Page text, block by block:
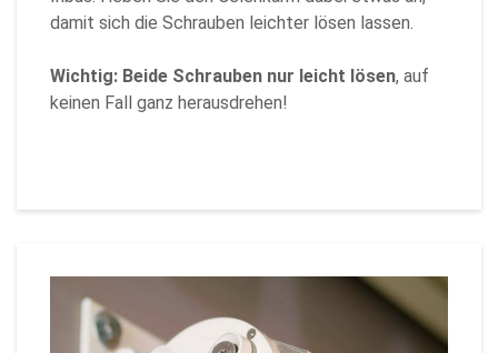
damit sich die Schrauben leichter lösen lassen.
Wichtig: Beide Schrauben nur leicht lösen, auf
keinen Fall ganz herausdrehen!